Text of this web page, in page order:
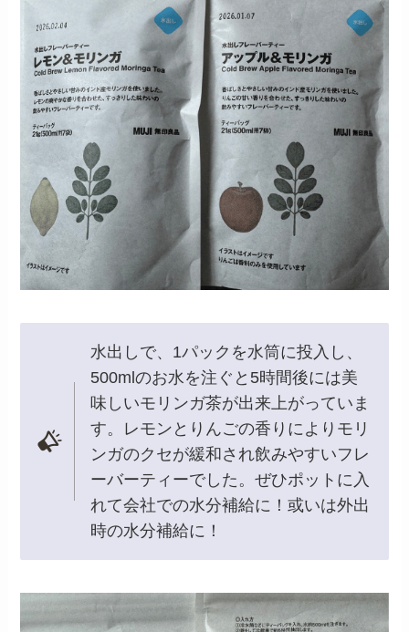
水出しで、1パックを水筒に投入し、
500mlのお水を注ぐと5時間後には美
味しいモリンガ茶が出来上がっていま
す。レモンとりんごの香りによりモリ
ンガのクセが緩和され飲みやすいフレ
ーバーティーでした。ぜひポットに入
れて会社での水分補給に！或いは外出
時の水分補給に！